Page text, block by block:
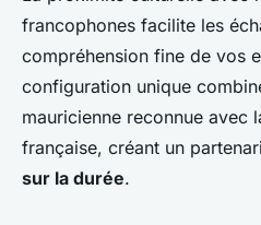
francophones facilite les
compréhension fine de vos
configuration unique
mauricienne reconnue avec
française, créant un
sur la durée.